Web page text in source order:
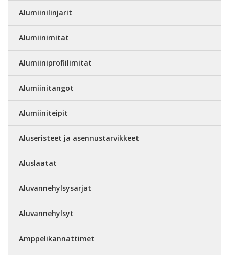
Alumiinilinjarit
Alumiinimitat
Alumiiniprofiilimitat
Alumiinitangot
Alumiiniteipit
Aluseristeet ja asennustarvikkeet
Aluslaatat
Aluvannehylsysarjat
Aluvannehylsyt
Amppelikannattimet